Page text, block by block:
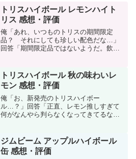
トリスハイボール レモンハイト
リス 感想・評価
俺「あれ、いつものトリスの期間限定
品？ それにしても珍しい配色だな…」
回答「期間限定品ではないようだ。飲み
リスハイボール＜レモンハイトリス＞
缶」です！今回はミニス...
トリスハイボール 秋の味わいレ
モン 感想・評価
俺「お、新発売のトリスハイボー
ル…？」回答「正直、レモン推しすぎて
何がなんやら判らなくなってきてるな」
レモン」です！・・・と言ったところ
で、毎回思うのですが、トリス...
ジムビーム アップルハイボール
缶 感想・評価